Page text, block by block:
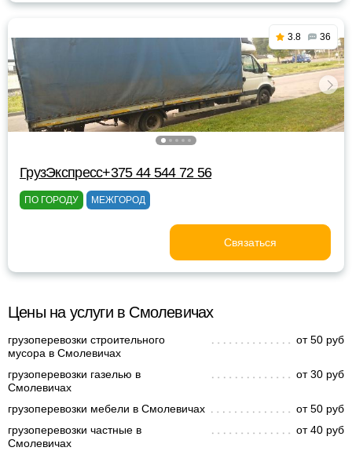
3.8 36
ГрузЭкспресс+375 44 544 72 56
ПО ГОРОДУ МЕЖГОРОД
Связаться
Цены на услуги в Смолевичах
грузоперевозки строительного
мусора в Смолевичах
от 50 руб
грузоперевозки газелью в
Смолевичах
от 30 руб
грузоперевозки мебели в Смолевичах
от 50 руб
грузоперевозки частные в
Смолевичах
от 40 руб